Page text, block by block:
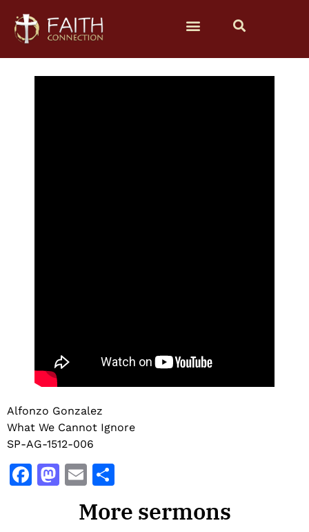
Alfonzo Gonzalez
What We Cannot Ignore
SP-AG-1512-006
Facebook
Mastodon
Email
More sermons